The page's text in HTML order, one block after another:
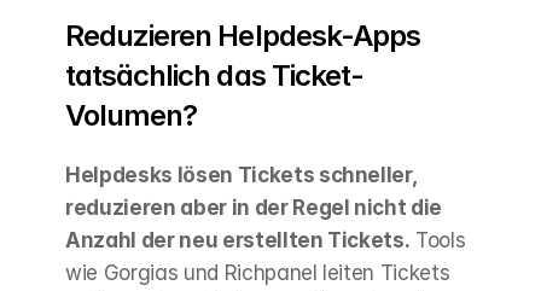
Reduzieren Helpdesk-Apps
tatsächlich das Ticket-
Volumen?
Helpdesks lösen Tickets schneller,
reduzieren aber in der Regel nicht die
Anzahl der neu erstellten Tickets. Tools
wie Gorgias und Richpanel leiten Tickets